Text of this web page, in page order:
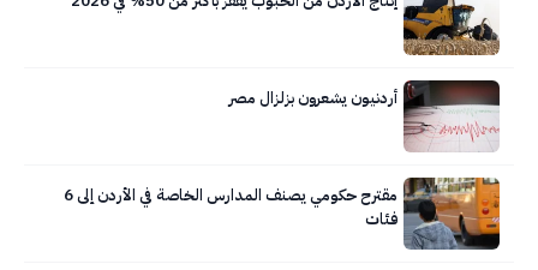
أردنيون يشعرون بزلزال مصر
مقترح حكومي يصنف المدارس الخاصة في الأردن إلى 6
فئات